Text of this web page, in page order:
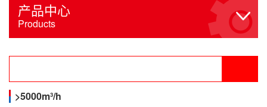
产品中心
Products
>5000m³/h